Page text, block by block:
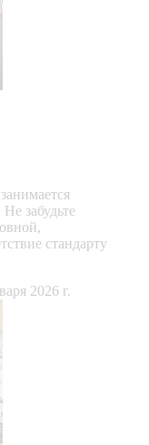
забудьте
стандарту
2026 г.